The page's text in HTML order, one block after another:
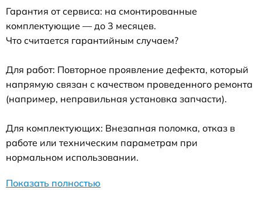
Гарантия от сервиса: на смонтированные
комплектующие — до 3 месяцев.
Что считается гарантийным случаем?
Для работ: Повторное проявление дефекта, который
напрямую связан с качеством проведенного ремонта
(например, неправильная установка запчасти).
Для комплектующих: Внезапная поломка, отказ в
работе или техническим параметрам при
нормальном использовании.
Показать полностью